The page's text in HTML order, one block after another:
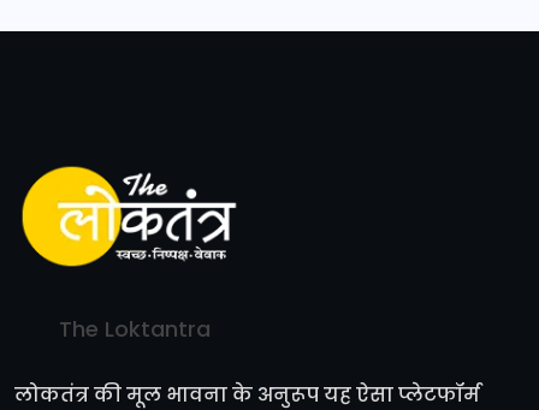
The Loktantra
लोकतंत्र की मूल भावना के अनुरूप यह ऐसा प्लेटफॉर्म